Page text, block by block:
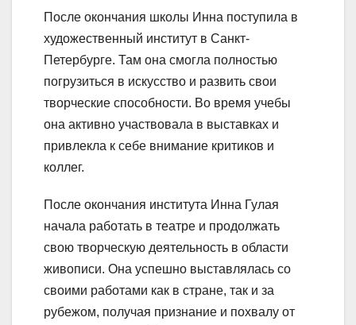
После окончания школы Инна поступила в
художественный институт в Санкт-
Петербурге. Там она смогла полностью
погрузиться в искусство и развить свои
творческие способности. Во время учебы
она активно участвовала в выставках и
привлекла к себе внимание критиков и
коллег.
После окончания института Инна Гулая
начала работать в театре и продолжать
свою творческую деятельность в области
живописи. Она успешно выставлялась со
своими работами как в стране, так и за
рубежом, получая признание и похвалу от